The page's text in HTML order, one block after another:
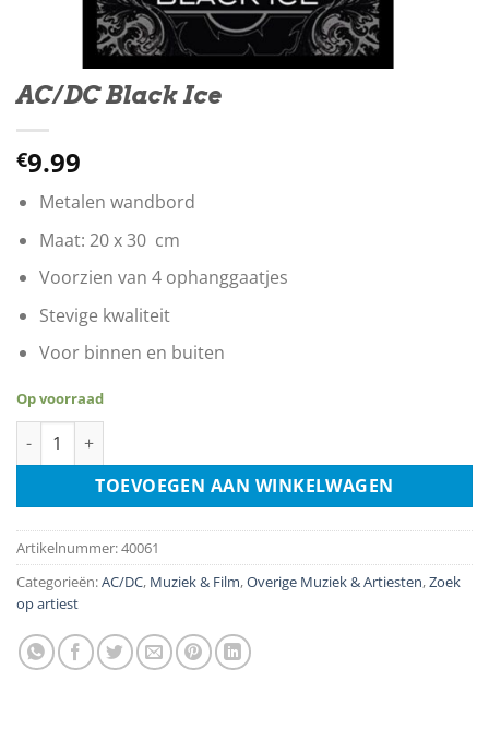
AC/DC Black Ice
€9.99
Metalen wandbord
Maat: 20 x 30 cm
Voorzien van 4 ophanggaatjes
Stevige kwaliteit
Voor binnen en buiten
Op voorraad
AC/DC Black Ice aantal
TOEVOEGEN AAN WINKELWAGEN
Artikelnummer:40061
Categorieën:AC/DC, Muziek & Film,Overige Muziek & Artiesten,Zoek
op artiest